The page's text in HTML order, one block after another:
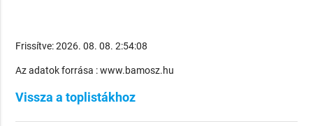
Frissítve: 2026. 08. 08. 2:54:08
Az adatok forrása : www.bamosz.hu
Vissza a toplistákhoz